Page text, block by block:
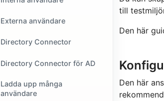
Externa användare
Directory Connector
Directory Connector för AD
Ladda upp många
användare
till
Den här
Den här